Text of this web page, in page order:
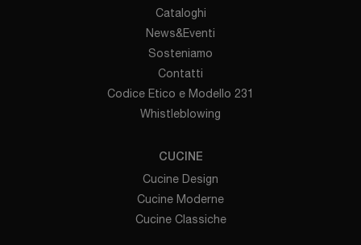
Cataloghi
News&Eventi
Sosteniamo
Contatti
Codice Etico e Modello 231
Whistleblowing
CUCINE
Cucine Design
Cucine Moderne
Cucine Classiche